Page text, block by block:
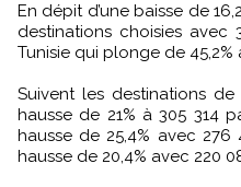
En dépit d’une baisse de
destinations choisies avec
Tunisie qui plonge de 45,2%
Suivent les destinations
hausse de 21% à 305 314
hausse de 25,4% avec
hausse de 20,4% avec 220